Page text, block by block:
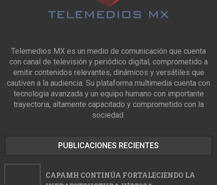
Telemedios MX es un medio de comunicación que cuenta
con canal de televisión y periódico digital, comprometido a
emitir contenidos relevantes, dinámicos y versátiles que
cautiven a la audiencia. Su plataforma multimedia cuenta con
tecnología avanzada y un equipo humano con importante
trayectoria, altamente capacitado y comprometido con la
sociedad.
PUBLICACIONES RECIENTES
CAPAMH CONTINÚA FORTALECIENDO LA